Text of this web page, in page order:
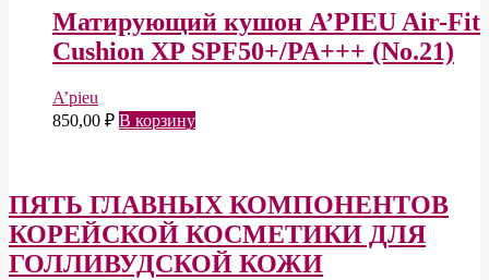
Матирующий кушон A’PIEU Air-Fit
Cushion XP SPF50+/PA+++ (No.21)
A’pieu
850,00 ₽ В корзину
ПЯТЬ ГЛАВНЫХ КОМПОНЕНТОВ
КОРЕЙСКОЙ КОСМЕТИКИ ДЛЯ
ГОЛЛИВУДСКОЙ КОЖИ